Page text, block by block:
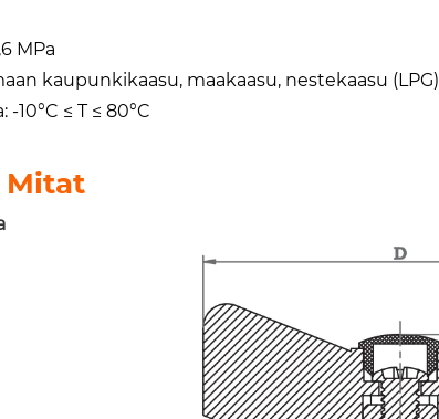
MPa
kaupunkikaasu, maakaasu, nestekaasu (LPG)
10°C ≤ T ≤ 80°C
Mitat